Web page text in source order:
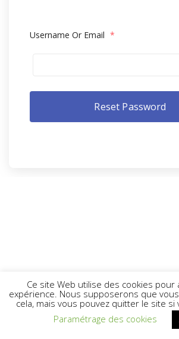
Username Or Email *
Ce site Web utilise des cookies
expérience. Nous supposerons que
cela, mais vous pouvez quitter le site si
Paramétrage des cookies